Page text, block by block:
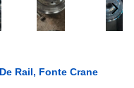
Rail, Fonte Crane